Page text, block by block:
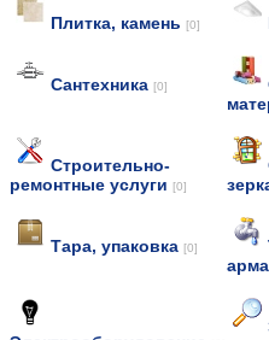
Плитка, камень [0]
Сантехника [0]
Строительно-
ремонтные услуги [0]
Тара, упаковка [0]